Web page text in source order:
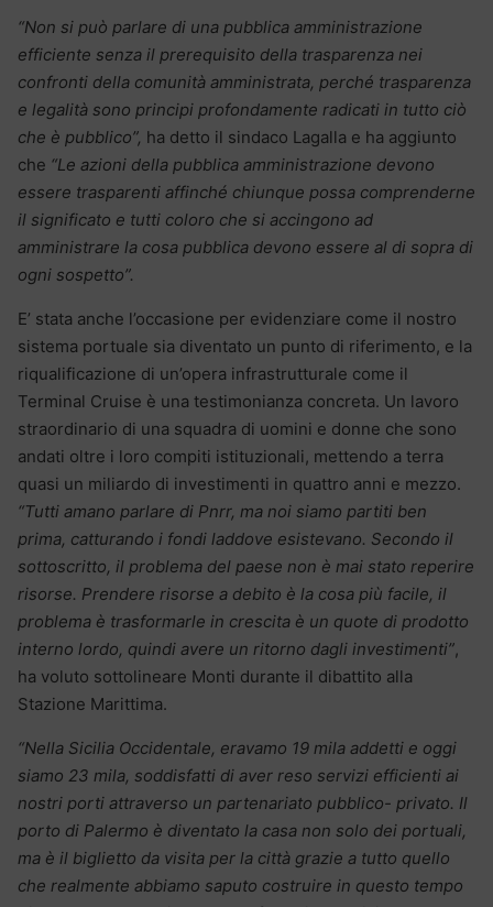
“Non si può parlare di una pubblica amministrazione
efficiente senza il prerequisito della trasparenza nei
confronti della comunità amministrata, perché trasparenza
e legalità sono principi profondamente radicati in tutto ciò
che è pubblico”, ha detto il sindaco Lagalla e ha aggiunto
che “Le azioni della pubblica amministrazione devono
essere trasparenti affinché chiunque possa comprenderne
il significato e tutti coloro che si accingono ad
amministrare la cosa pubblica devono essere al di sopra di
ogni sospetto”.
E’ stata anche l’occasione per evidenziare come il nostro
sistema portuale sia diventato un punto di riferimento, e la
riqualificazione di un’opera infrastrutturale come il
Terminal Cruise è una testimonianza concreta. Un lavoro
straordinario di una squadra di uomini e donne che sono
andati oltre i loro compiti istituzionali, mettendo a terra
quasi un miliardo di investimenti in quattro anni e mezzo.
“Tutti amano parlare di Pnrr, ma noi siamo partiti ben
prima, catturando i fondi laddove esistevano. Secondo il
sottoscritto, il problema del paese non è mai stato reperire
risorse. Prendere risorse a debito è la cosa più facile, il
problema è trasformarle in crescita è un quote di prodotto
interno lordo, quindi avere un ritorno dagli investimenti”,
ha voluto sottolineare Monti durante il dibattito alla
Stazione Marittima.
“Nella Sicilia Occidentale, eravamo 19 mila addetti e oggi
siamo 23 mila, soddisfatti di aver reso servizi efficienti ai
nostri porti attraverso un partenariato pubblico- privato. Il
porto di Palermo è diventato la casa non solo dei portuali,
ma è il biglietto da visita per la città grazie a tutto quello
che realmente abbiamo saputo costruire in questo tempo